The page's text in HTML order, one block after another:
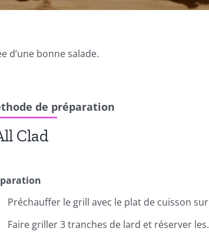
d’une bonne salade.
de préparation
Clad
Préchauffer le grill avec le plat de cuisson sur
Faire griller 3 tranches de lard et réserver les.